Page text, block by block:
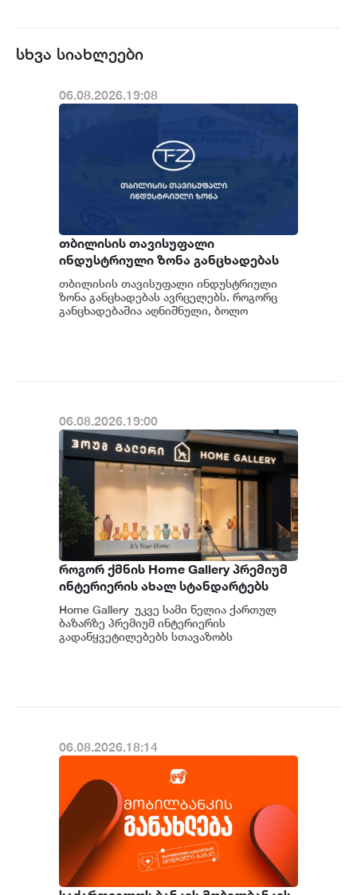
სხვა სიახლეები
06.08.2026.19:08
თბილისის თავისუფალი
ინდუსტრიული ზონა განცხადებას
ავრცელებს
თბილისის თავისუფალი ინდუსტრიული
ზონა განცხადებას ავრცელებს. როგორც
განცხადებაშია აღნიშნული, ბოლო
06.08.2026.19:00
როგორ ქმნის Home Gallery პრემიუმ
ინტერიერის ახალ სტანდარტებს
საქართველოში
Home Gallery უკვე სამი წელია ქართულ
ბაზარზე პრემიუმ ინტერიერის
გადაწყვეტილებებს სთავაზობს
06.08.2026.18:14